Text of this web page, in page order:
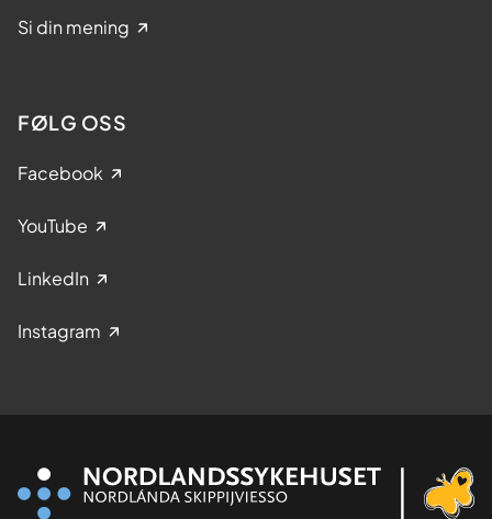
Si din mening
FØLG OSS
Facebook
YouTube
LinkedIn
Instagram